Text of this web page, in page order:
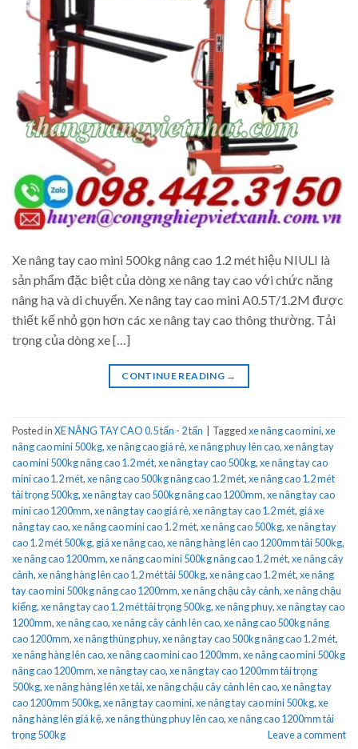
Xe nâng tay cao mini 500kg nâng cao 1.2 mét hiệu NIULI là
sản phẩm đặc biệt của dòng xe nâng tay cao với chức năng
nâng hạ và di chuyển. Xe nâng tay cao mini A0.5T/1.2M được
thiết kế nhỏ gọn hơn các xe nâng tay cao thông thường. Tải
trọng của dòng xe […]
CONTINUE READING →
Posted inXE NÂNG TAY CAO 0.5 tấn - 2 tấn Taggedxe nâng cao mini,xe
nâng cao mini 500kg,xe nâng cao giá rẻ,xe nâng phuy lên cao,xe nâng tay
cao mini 500kg nâng cao 1.2 mét,xe nâng tay cao 500kg,xe nâng tay cao
mini cao 1.2 mét,xe nâng cao 500kg nâng cao 1.2 mét,xe nâng cao 1.2 mét
tải trọng 500kg,xe nâng tay cao 500kg nâng cao 1200mm,xe nâng tay cao
mini cao 1200mm,xe nâng tay cao giá rẻ,xe nâng tay cao 1.2 mét, giá xe
nâng tay cao,xe nâng cao mini cao 1.2 mét,xe nâng cao 500kg,xe nâng tay
cao 1.2 mét 500kg, giá xe nâng cao,xe nâng hàng lên cao 1200mm tải 500kg,
xe nâng cao 1200mm,xe nâng cao mini 500kg nâng cao 1.2 mét,xe nâng cây
cảnh,xe nâng hàng lên cao 1.2 mét tải 500kg,xe nâng cao 1.2 mét,xe nâng
tay cao mini 500kg nâng cao 1200mm,xe nâng chậu cây cảnh,xe nâng chậu
kiểng,xe nâng tay cao 1.2 mét tải trọng 500kg,xe nâng phuy,xe nâng tay cao
1200mm,xe nâng cao,xe nâng cây cảnh lên cao,xe nâng cao 500kg nâng
cao 1200mm,xe nâng thùng phuy,xe nâng tay cao 500kg nâng cao 1.2 mét,
xe nâng hàng lên cao,xe nâng cao mini cao 1200mm,xe nâng cao mini 500kg
nâng cao 1200mm,xe nâng tay cao,xe nâng tay cao 1200mm tải trọng
500kg,xe nâng hàng lên xe tải,xe nâng chậu cây cảnh lên cao,xe nâng tay
cao 1200mm 500kg,xe nâng tay cao mini,xe nâng tay cao mini 500kg,xe
nâng hàng lên giá kệ,xe nâng thùng phuy lên cao,xe nâng cao 1200mm tải
trọng 500kg
Leave a comment